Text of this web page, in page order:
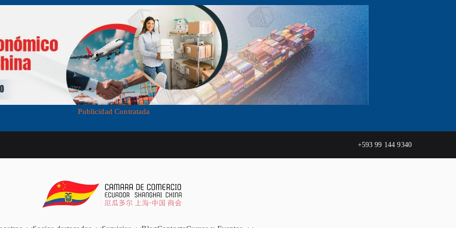
Publicidad Contratada
+593 99 144 9340